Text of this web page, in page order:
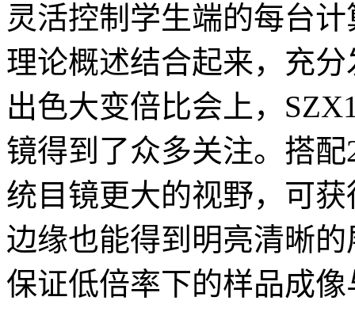
灵活控制学生端的每台
理论概述结合起来，充
出色大变倍比会上，
镜得到了众多关注。搭
统目镜更大的视野，可
边缘也能得到明亮清晰
保证低倍率下的样品成